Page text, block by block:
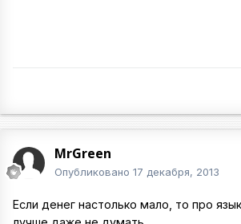
MrGreen
Опубликовано 17 декабря, 2013
Если денег настолько мало, то про